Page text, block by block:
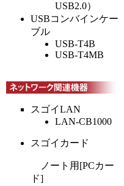
USB2.0）
USBコンバインケー
ブル
USB-T4B
USB-T4MB
スゴイLAN
LAN-CB1000
スゴイカード
ノート用[PCカー
ド]